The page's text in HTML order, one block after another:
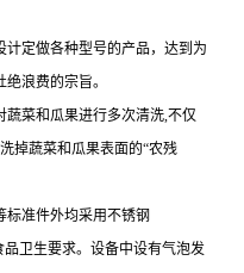
定做各种型号的产品，达到为
浪费的宗旨。
菜和瓜果进行多次清洗,不仅
掉蔬菜和瓜果表面的“农残
准件外均采用不锈钢
品卫生要求。设备中设有气泡发